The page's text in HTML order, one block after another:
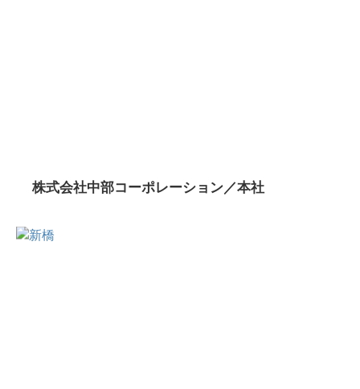
株式会社中部コーポレーション／本社